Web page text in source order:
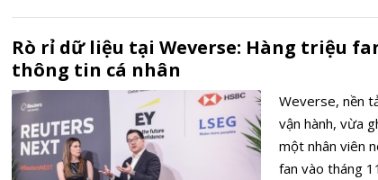
Rò rỉ dữ liệu tại Weverse: Hàng triệu
thông tin cá nhân
Weverse, nền
vận hành, vừa
một nhân viên
fan vào tháng